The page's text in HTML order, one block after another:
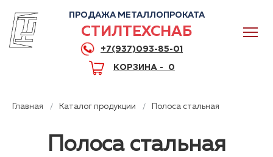
ПРОДАЖА МЕТАЛЛОПРОКАТА
СТИЛТЕХСНАБ
+7(937)093-85-01
КОРЗИНА - 0
Главная Каталог продукции Полоса стальная
Полоса стальная